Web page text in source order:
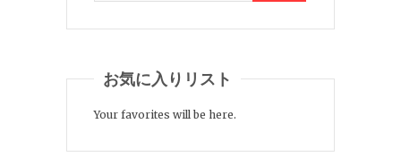
お気に入りリスト
Your favorites will be here.